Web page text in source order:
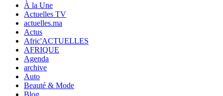
À la Une
Actuelles TV
actuelles.ma
Actus
Afric'ACTUELLES
AFRIQUE
Agenda
archive
Auto
Beauté & Mode
Blog